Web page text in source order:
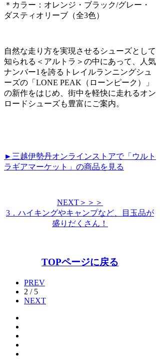
＊カラー：オレンジ・ブラック/グレー・
ダスティオリーブ（全3色）
自然な走り方を実現させるシューズとして
知られる＜アルトラ＞の中にあって、人気
ナンバー1を誇るトレイルランニングシュ
ーズの「LONE PEAK（ローンピーク）」
の新作をはじめ、街中を軽快に走れるオン
ロードシューズも豊富にご案内。
►三越伊勢丹オンラインストアで「ウルト
ラギアマーケット」の商品を見る
NEXT＞＞＞
3．ハイキングやキャンプなど、目玉品が
盛りだくさん！
TOPページに戻る
PREV
2 / 5
NEXT